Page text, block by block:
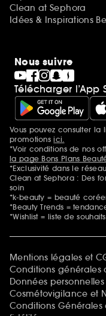
Clean at Sephora
Idées & Inspirations
Nous suivre
Télécharger l’App
Mentions
Vous pouvez consulter la
promotionsici.
*Voir conditions de nos
la page Bons Plans
*Exclusivité dans le
Clean at Sephora : Des
soin
*k-beauty = beauté
*Beauty Trends =
*Wishlist = liste de souhaits
Mentions légales et
Conditions générales
Données
Cosmétovigilance et
Conditions